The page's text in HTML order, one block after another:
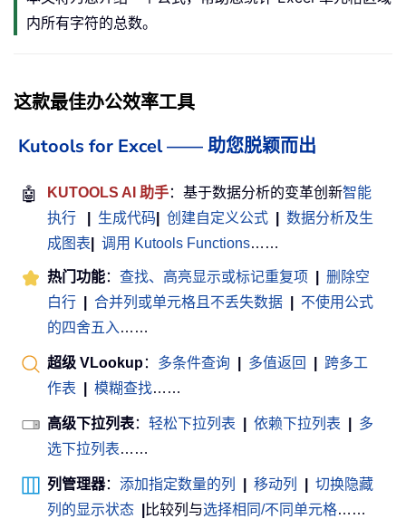
内所有字符的总数。
这款最佳办公效率工具
Kutools for Excel —— 助您脱颖而出
🤖 KUTOOLS AI 助手：基于数据分析的变革创新智能
执行
生成代码 创建自定义公式
数据分析及生
成图表
调用 Kutools Functions……
热门功能： 查找、高亮显示或标记重复项
删除空
白行
合并列或单元格且不丢失数据
不使用公式
的四舍五入 ……
超级 VLookup： 多条件查询 多值返回
跨多工
作表
模糊查找……
高级下拉列表： 轻松下拉列表 依赖下拉列表
多
选下拉列表……
列管理器： 添加指定数量的列 移动列
切换隐藏
列的显示状态
比较列与选择相同/不同单元格……